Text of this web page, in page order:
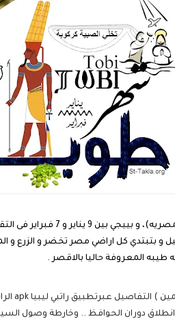
و بتبتدي كل اراضي مصر تخضر و الزرع
طيبه المعروفة حاليا بالاقصر .